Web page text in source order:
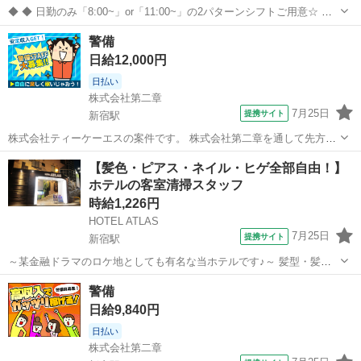
◆ ◆ 日勤のみ「8:00~」or「11:00~」の2パターンシフトご用意☆ 六
本木駅直結×ハリウッドビューティープラザの 駐車場内でのお仕事で
す！ 基本的に勤務地も固定だから通勤も安心です♪ ＼未経験スタート
でも大歓...
東京 新宿区 新宿駅
警備
日給12,000円
日払い
株式会社第二章
新宿駅
提携サイト 7月25日
株式会社ティーケーエスの案件です。 株式会社第二章を通して先方企
業へ応募いたします ◇交通誘導のお仕事◇ マンション施工(建設現
場)、道路工事に伴う交通誘導をお任せします。 安全を確保し、作業が
滞りなく進められるようサポー...
東京 新宿区 新宿駅 警備員
【髪色・ピアス・ネイル・ヒゲ全部自由！】
ホテルの客室清掃スタッフ
時給1,226円
HOTEL ATLAS
新宿駅
提携サイト 7月25日
～某金融ドラマのロケ地としても有名な当ホテルです♪～ 髪型・髪
色・ネイル・ピアス・ヒゲ、すべて今のままで勤務OK♪ 接客は一切あ
りません！ 客室清掃スタッフとして黙々とした作業が中心です！ 【こ
の職場のポイント】 ～対人...
東京 新宿区 新宿駅
警備
日給9,840円
日払い
株式会社第二章